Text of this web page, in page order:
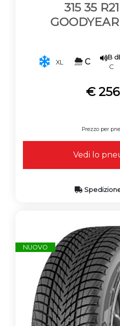
315 35
XL C
B
C
€
Prezzo per
Vedi lo
NUOVO